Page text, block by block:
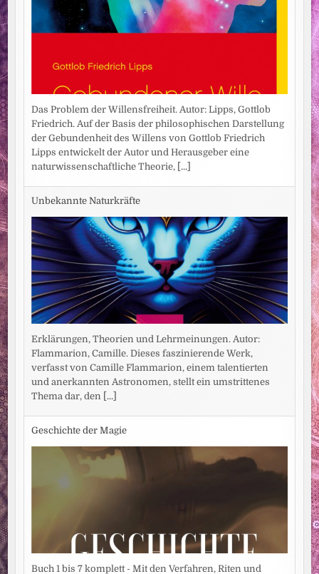
Das Problem der Willensfreiheit. Autor: Lipps, Gottlob
Friedrich. Auf der Basis der philosophischen Darstellung
der Gebundenheit des Willens von Gottlob Friedrich
Lipps entwickelt der Autor und Herausgeber eine
naturwissenschaftliche Theorie, [...]
Unbekannte Naturkräfte
Erklärungen, Theorien und Lehrmeinungen. Autor:
Flammarion, Camille. Dieses faszinierende Werk,
verfasst von Camille Flammarion, einem talentierten
und anerkannten Astronomen, stellt ein umstrittenes
Thema dar, den [...]
Geschichte der Magie
Buch 1 bis 7 komplett - Mit den Verfahren, Riten und